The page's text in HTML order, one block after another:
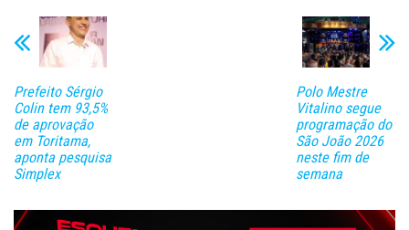
Prefeito Sérgio
Colin tem 93,5%
de aprovação
em Toritama,
aponta pesquisa
Simplex
Polo Mestre
Vitalino segue
programação do
São João 2026
neste fim de
semana